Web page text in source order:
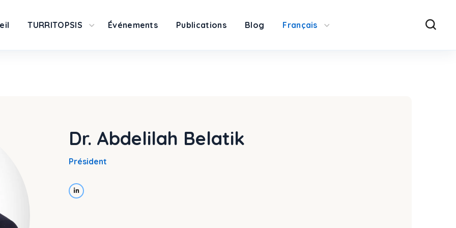
TURRITOPSIS Événements Publications Blog Français
Dr. Abdelilah Belatik
Président